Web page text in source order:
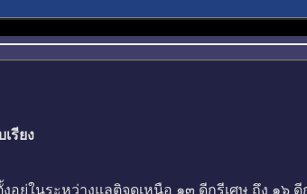
รียง
นระหว่างแลติจูดเหนือ ๑๓ ดีกรีเศษ ถึง ๑๖ ดี